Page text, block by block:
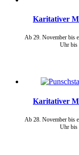
Karitativer
Ab 29. November bis
Uhr bis
Karitativer
Ab 28. November bis
Uhr bis